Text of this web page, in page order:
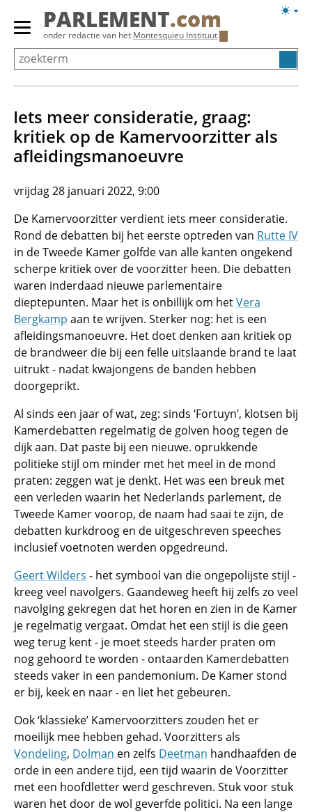
Overslaan
Primair
menu
tonen/verbergen
PARLEMENT.com
onder redactie van het Montesquieu Instituut
Iets meer consideratie, graag:
kritiek op de Kamervoorzitter als
afleidingsmanoeuvre
vrijdag 28 januari 2022, 9:00
De Kamervoorzitter verdient iets meer consideratie.
Rond de debatten bij het eerste optreden van Rutte IV
in de Tweede Kamer golfde van alle kanten ongekend
scherpe kritiek over de voorzitter heen. Die debatten
waren inderdaad nieuwe parlementaire
dieptepunten. Maar het is onbillijk om hetVera
Bergkamp aan te wrijven. Sterker nog: het is een
afleidingsmanoeuvre. Het doet denken aan kritiek op
de brandweer die bij een felle uitslaande brand te laat
uitrukt - nadat kwajongens de banden hebben
doorgeprikt.
Al sinds een jaar of wat, zeg: sinds ‘Fortuyn’, klotsen bij
Kamerdebatten regelmatig de golven hoog tegen de
dijk aan. Dat paste bij een nieuwe. oprukkende
politieke stijl om minder met het meel in de mond
praten: zeggen wat je denkt. Het was een breuk met
een verleden waarin het Nederlands parlement, de
Tweede Kamer voorop, de naam had saai te zijn, de
debatten kurkdroog en de uitgeschreven speeches
inclusief voetnoten werden opgedreund.
Geert Wilders - het symbool van die ongepolijste stijl -
kreeg veel navolgers. Gaandeweg heeft hij zelfs zo veel
navolging gekregen dat het horen en zien in de Kamer
je regelmatig vergaat. Omdat het een stijl is die geen
weg terug kent - je moet steeds harder praten om
nog gehoord te worden - ontaarden Kamerdebatten
steeds vaker in een pandemonium. De Kamer stond
er bij, keek en naar - en liet het gebeuren.
Ook ‘klassieke’ Kamervoorzitters zouden het er
moeilijk mee hebben gehad. Voorzitters als
Vondeling, Dolman en zelfs Deetman handhaafden de
orde in een andere tijd, een tijd waarin de Voorzitter
met een hoofdletter werd geschreven. Stuk voor stuk
waren het door de wol geverfde politici. Na een lange